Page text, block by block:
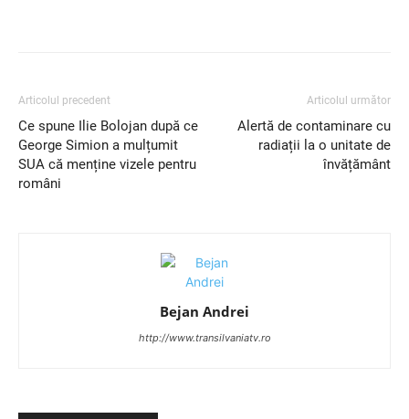
Articolul precedent
Ce spune Ilie Bolojan după ce
George Simion a mulțumit
SUA că menține vizele pentru
români
Articolul următor
Alertă de contaminare cu
radiații la o unitate de
învățământ
Bejan Andrei
http://www.transilvaniatv.ro